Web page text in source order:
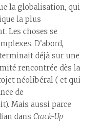
la globalisation, qui
la plus
Les choses se
D’abord,
déjà sur une
rencontrée dès la
néolibéral ( et qui
de
Mais aussi parce
dans Crack-Up